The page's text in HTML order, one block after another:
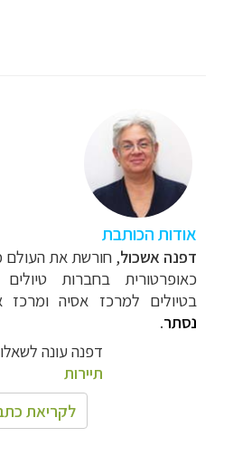
אודות הכותבת
דפנה אשכול, חורשת את העולם
כאופרטורית בחברות
בטיולים למרכז אסיה ומרכז
נסתר.
דפנה עונה
תיירות
לקריאת